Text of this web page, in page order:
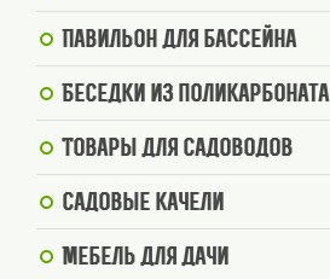
Павильон для бассейна
Беседки из поликарбоната
Товары для садоводов
Садовые качели
Мебель для дачи